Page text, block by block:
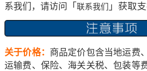
系我们，请访问
「 联系我们 」获取
关于价格： 商品定价包含当地运费
运输费、保险、海关关税、包装等